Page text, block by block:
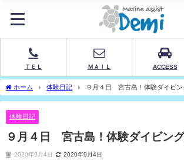
ＴＥＬ ＭＡＩＬ ACCESS
ホーム 体験日記 ９月４日 宮古島！体験ダイビン
体験日記
９月４日 宮古島！体験ダイビング
2020年9月4日 2020年9月4日